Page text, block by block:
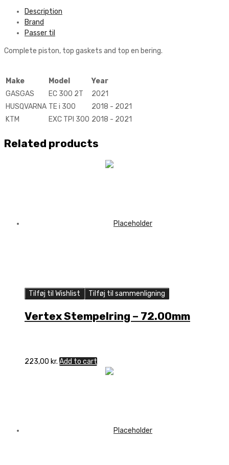
quantityDescription
Brand
Passer til
Complete piston, top gaskets and top en bering.
Make Model
Year
GASGAS
EC 300 2T
2021
HUSQVARNA TE i 300
2018 - 2021
KTM
EXC TPI 300 2018 - 2021
Related products
Tilføj til Wishlist Tilføj til sammenligning
Vertex Stempelring – 72.00mm
223,00 kr. Add to cart